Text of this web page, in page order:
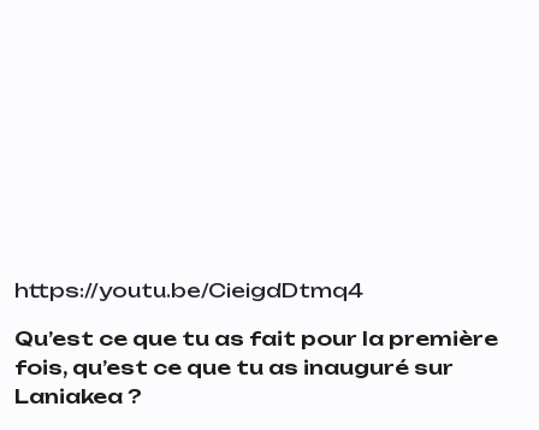
https://youtu.be/CieigdDtmq4
Qu’est ce que tu as fait pour la première
fois, qu’est ce que tu as inauguré sur
Laniakea ?